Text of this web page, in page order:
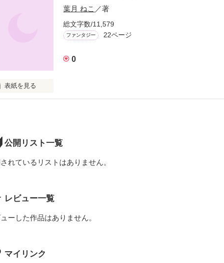
ネタバレが含まれる場合もあります。
葉月 ねこ ／著
総文字数/11,579
ファンタジー 22ページ
0
表紙を見る
光の龍ナーガの神子の少女。
公開リスト一覧
れているリストはありません。
レビュー一覧
ーした作品はありません。
マイリンク